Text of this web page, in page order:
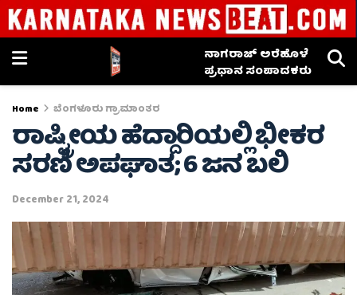
ನಾಗರಾಜ್ ಅರೆಹೊಳೆ
ಪ್ರಧಾನ ಸಂಪಾದಕರು
Home ಬೆಂಗಳೂರು ಗ್ರಾಮಾಂತರ
ರಾಷ್ಟ್ರೀಯ ಹೆದ್ದಾರಿಯಲ್ಲಿ ಭೀಕರ
ಸರಣಿ ಅಪಘಾತ; 6 ಜನ ಬಲಿ
December 21, 2024